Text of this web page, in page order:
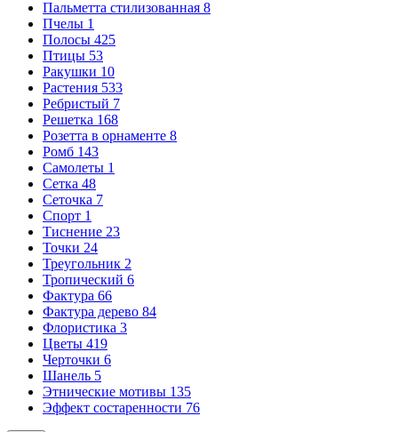
Пальметта стилизованная 8
Пчелы 1
Полосы 425
Птицы 53
Ракушки 10
Растения 533
Ребристый 7
Решетка 168
Розетта в орнаменте 8
Ромб 143
Самолеты 1
Сетка 48
Сеточка 7
Спорт 1
Тиснение 23
Точки 24
Треугольник 2
Тропический 6
Фактура 66
Фактура дерево 84
Флористика 3
Цветы 419
Черточки 6
Шанель 5
Этнические мотивы 135
Эффект состаренности 76